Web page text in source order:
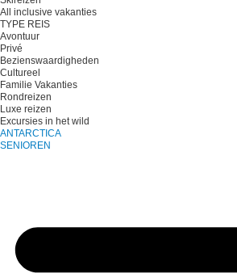
All inclusive vakanties
TYPE REIS
Avontuur
Privé
Bezienswaardigheden
Cultureel
Familie Vakanties
Rondreizen
Luxe reizen
Excursies in het wild
ANTARCTICA
SENIOREN